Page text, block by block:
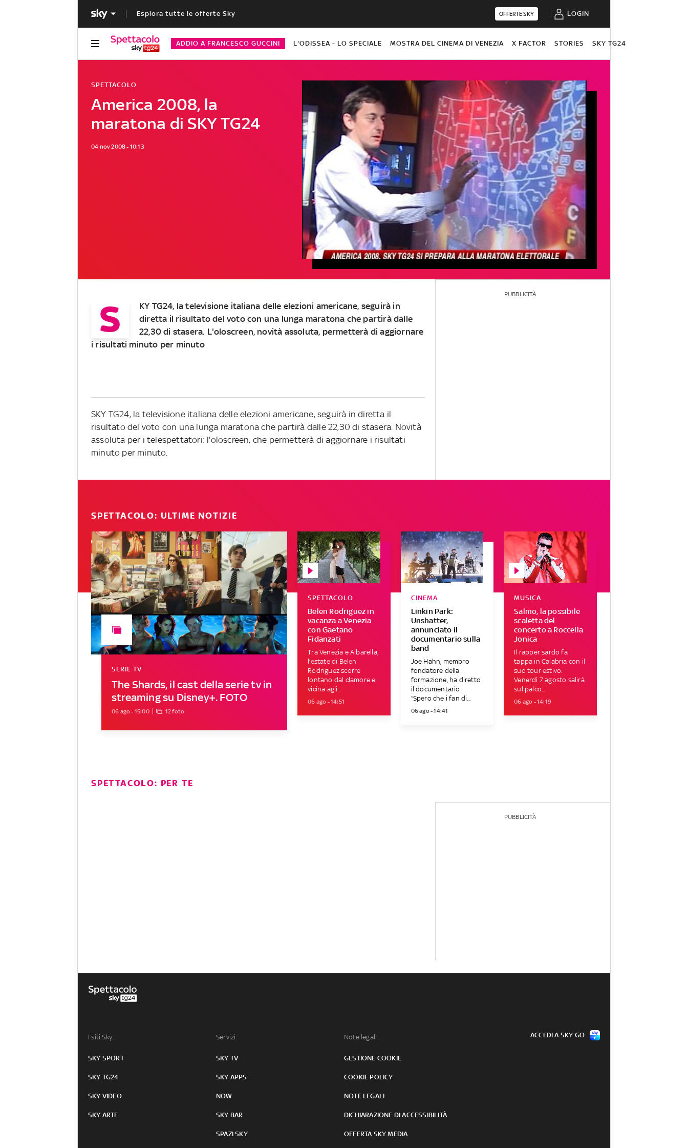
Esplora tutte le offerte Sky OFFERTE SKY LOGIN
ADDIO A FRANCESCO GUCCINI L'ODISSEA - LO SPECIALE MOSTRA DEL CINEMA DI VENEZIA X FACTOR STORIES SKY TG24
America 2008, la
maratona di SKY TG24
SPETTACOLO
04 nov 2008 - 10:13
S
KY TG24, la televisione italiana delle elezioni americane, seguirà in
diretta il risultato del voto con una lunga maratona che partirà dalle
22,30 di stasera. L'oloscreen, novità assoluta, permetterà di aggiornare
i risultati minuto per minuto
SKY TG24, la televisione italiana delle elezioni americane, seguirà in diretta il
risultato del voto con una lunga maratona che partirà dalle 22,30 di stasera. Novità
assoluta per i telespettatori: l'oloscreen, che permetterà di aggiornare i risultati
minuto per minuto.
PUBBLICITÀ
SPETTACOLO: ULTIME NOTIZIE
The Shards, il cast della serie tv in
streaming su Disney+. FOTO
SERIE TV
06 ago - 15:00 12 foto
Belen Rodriguez in
vacanza a Venezia
con Gaetano
Fidanzati
SPETTACOLO
Tra Venezia e Albarella,
l’estate di Belen
Rodriguez scorre
lontano dal clamore e
vicina agli...
06 ago - 14:51
Linkin Park:
Unshatter,
annunciato il
documentario sulla
band
CINEMA
Joe Hahn, membro
fondatore della
formazione, ha diretto
il documentario:
“Spero che i fan di...
06 ago - 14:41
Salmo, la possibile
scaletta del
concerto a Roccella
Jonica
MUSICA
Il rapper sardo fa
tappa in Calabria con il
suo tour estivo.
Venerdì 7 agosto salirà
sul palco...
06 ago - 14:19
SPETTACOLO: PER TE
PUBBLICITÀ
I siti Sky:
SKY SPORT
SKY TG24
SKY VIDEO
SKY ARTE
Servizi:
SKY TV
SKY APPS
NOW
SKY BAR
SPAZI SKY
Note legali:
GESTIONE COOKIE
COOKIE POLICY
NOTE LEGALI
DICHIARAZIONE DI ACCESSIBILITÀ
OFFERTA SKY MEDIA
ACCEDI A SKY GO